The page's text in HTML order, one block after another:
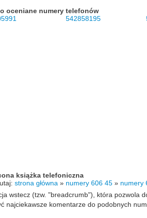
oceniane numery telefonów
542858195
książka telefoniczna
strona główna » numery 606 45 » numery
wstecz (tzw. "breadcrumb"), która pozwola
najciekawsze komentarze do podobnych